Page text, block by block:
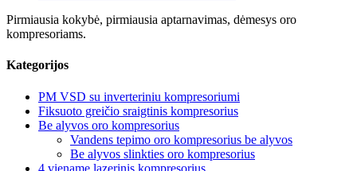
Pirmiausia kokybė, pirmiausia aptarnavimas, dėmesys oro
kompresoriams.
Kategorijos
PM VSD su inverteriniu kompresoriumi
Fiksuoto greičio sraigtinis kompresorius
Be alyvos oro kompresorius
Vandens tepimo oro kompresorius be alyvos
Be alyvos slinkties oro kompresorius
4 viename lazerinis kompresorius